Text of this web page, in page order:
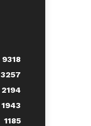
9318
3257
2194
1943
1185